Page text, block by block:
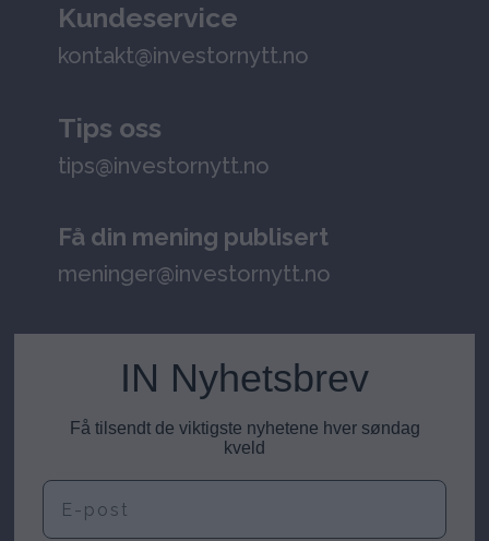
Kundeservice
kontakt@investornytt.no
Tips oss
tips@investornytt.no
Få din mening publisert
meninger@investornytt.no
IN Nyhetsbrev
Få tilsendt de viktigste nyhetene hver søndag
kveld
E-post